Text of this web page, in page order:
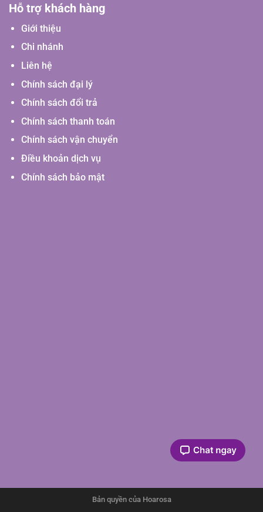
Hỗ trợ khách hàng
Giới thiệu
Chi nhánh
Liên hệ
Chính sách đại lý
Chính sách đổi trả
Chính sách thanh toán
Chính sách vận chuyển
Điều khoản dịch vụ
Chính sách bảo mật
Bản quyền của Hoarosa